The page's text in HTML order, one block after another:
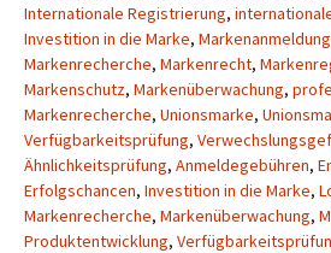
Internationale Registrierung,
Investition in die Marke, Markenanmeldung
Markenrecherche, Markenrecht,
Markenschutz, Markenüberwachung,
Markenrecherche, Unionsmarke,
Verfügbarkeitsprüfung,
Ähnlichkeitsprüfung, Anmeldegebühren,
Erfolgschancen, Investition in die Marke,
Markenrecherche, Markenüberwachung,
Produktentwicklung,